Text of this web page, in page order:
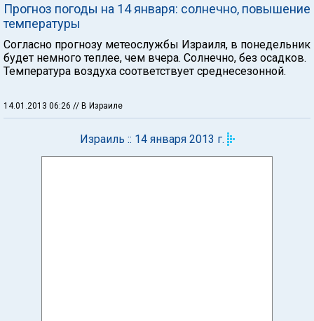
Прогноз погоды на 14 января: солнечно, повышение
температуры
Согласно прогнозу метеослужбы Израиля, в понедельник
будет немного теплее, чем вчера. Солнечно, без осадков.
Температура воздуха соответствует среднесезонной.
14.01.2013 06:26 // В Израиле
Израиль :: 14 января 2013 г.